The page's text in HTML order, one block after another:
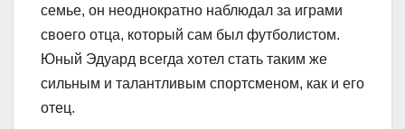
семье, он неоднократно наблюдал за играми
своего отца, который сам был футболистом.
Юный Эдуард всегда хотел стать таким же
сильным и талантливым спортсменом, как и его
отец.